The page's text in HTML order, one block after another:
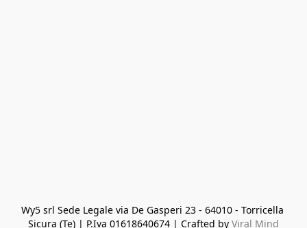
Wy5 srl Sede Legale via De Gasperi 23 - 64010 - Torricella
Sicura (Te) | P.Iva 01618640674 | Crafted by Viral Mind